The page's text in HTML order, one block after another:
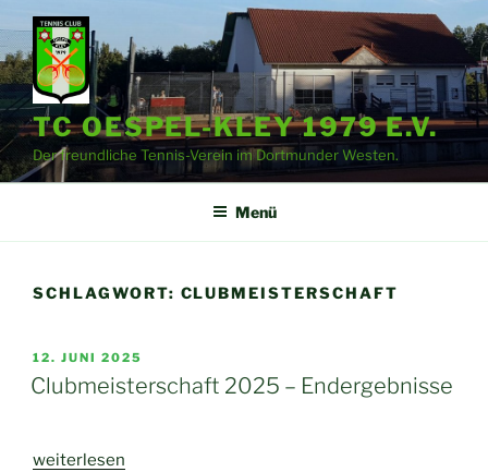
Zum
Inhalt
springen
TC OESPEL-KLEY 1979 E.V.
Der freundliche Tennis-Verein im Dortmunder Westen.
Menü
SCHLAGWORT: CLUBMEISTERSCHAFT
VERÖFFENTLICHT
AM
12. JUNI 2025
Clubmeisterschaft 2025 – Endergebnisse
„Clubmeisterschaft
weiterlesen